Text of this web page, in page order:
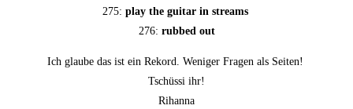
275: play the gui­tar in streams
276: rub­bed out
Ich glau­be das ist ein Rekord. Weni­ger Fra­gen als Seiten!
Tschüs­si ihr!
Rihanna